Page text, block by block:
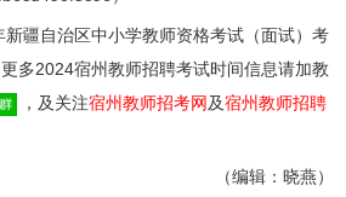
自治区中小学教师资格考试（面试）考
多2024宿州教师招聘考试时间信息请加教
，及关注宿州教师招考网及宿州教师招聘
（编辑：晓燕）